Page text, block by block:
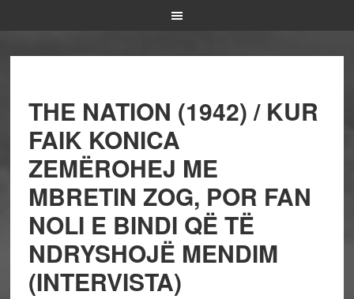
THE NATION (1942) / KUR
FAIK KONICA
ZEMËROHEJ ME
MBRETIN ZOG, POR FAN
NOLI E BINDI QË TË
NDRYSHOJË MENDIM
(INTERVISTA)